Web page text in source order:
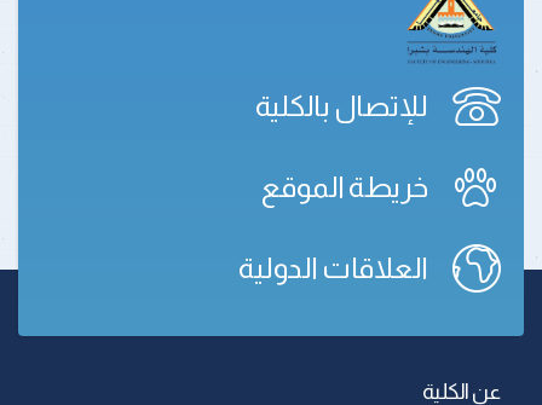
للإتصال بالكلية
خريطة الموقع
العلاقات الدولية
عن الكلية